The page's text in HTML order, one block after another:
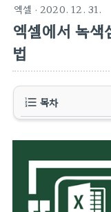
엑셀 · 2020. 12. 31.
엑셀에서 녹
법
목차